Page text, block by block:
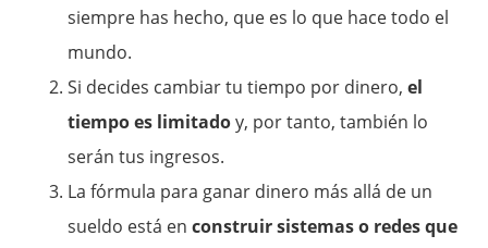
siempre has hecho, que es lo que hace todo el
mundo.
Si decides cambiar tu tiempo por dinero,el
tiempo es limitadoy, por tanto, también lo
serán tus ingresos.
La fórmula para ganar dinero más allá de un
sueldo está enconstruir sistemas o redes que